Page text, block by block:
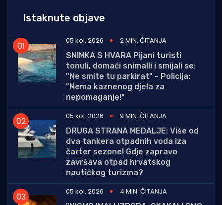
Istaknute objave
05 kol. 2026
2 MIN. ČITANJA
SNIMKA S HVARA Pijani turisti
tonuli, domaći snimalli i smijali se:
"Ne smite tu parkirat" - Policija:
"Nema kaznenog djela za
nepomaganje!"
05 kol. 2026
9 MIN. ČITANJA
DRUGA STRANA MEDALJE: Više od
dva tankera otpadnih voda iza
čarter sezone! Gdje zapravo
završava otpad hrvatskog
nautičkog turizma?
05 kol. 2026
4 MIN. ČITANJA